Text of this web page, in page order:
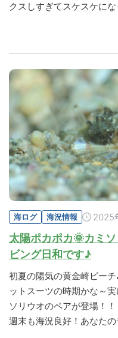
クスしすぎてスケスケに
海ログ 海況情報 2025
太陽ポカポカ🌞カミ
ビング日和です♪
初夏の陽気の黄金崎ビー
ットスーツの時期かな～
ソリウオのペアが登場！
週末も海況良好！あなた